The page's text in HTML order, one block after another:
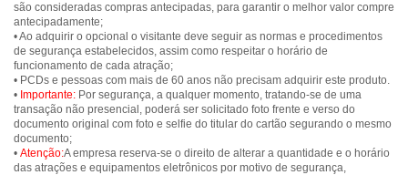
são consideradas compras antecipadas, para garantir o melhor valor compre
antecipadamente;
• Ao adquirir o opcional o visitante deve seguir as normas e procedimentos
de segurança estabelecidos, assim como respeitar o horário de
funcionamento de cada atração;
• PCDs e pessoas com mais de 60 anos não precisam adquirir este produto.
• Importante: Por segurança, a qualquer momento, tratando-se de uma
transação não presencial, poderá ser solicitado foto frente e verso do
documento original com foto e selfie do titular do cartão segurando o mesmo
documento;
• Atenção:A empresa reserva-se o direito de alterar a quantidade e o horário
das atrações e equipamentos eletrônicos por motivo de segurança,